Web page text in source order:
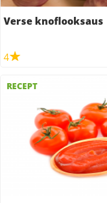
Verse knoflooksaus
4
RECEPT